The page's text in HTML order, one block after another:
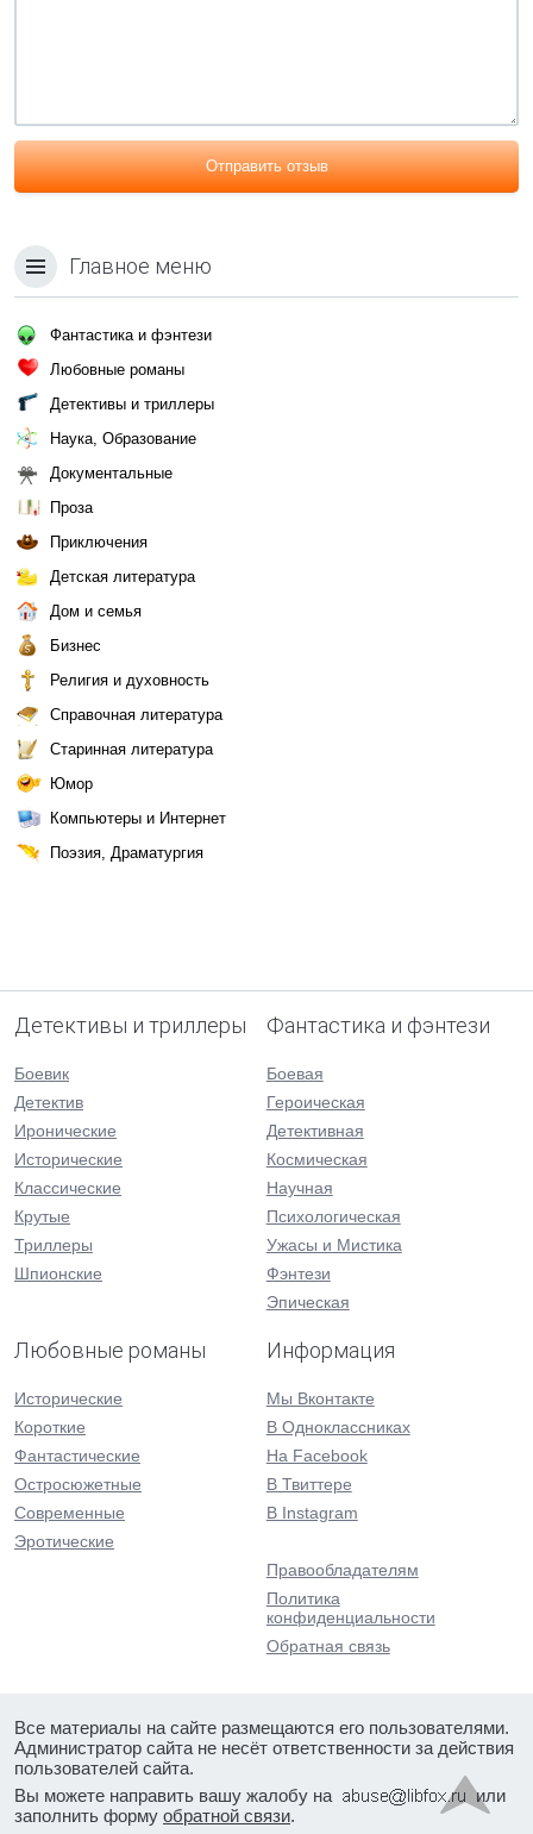
Отправить отзыв
Главное меню
Фантастика и фэнтези
Любовные романы
Детективы и триллеры
Наука, Образование
Документальные
Проза
Приключения
Детская литература
Дом и семья
Бизнес
Религия и духовность
Справочная литература
Старинная литература
Юмор
Компьютеры и Интернет
Поэзия, Драматургия
Детективы и триллеры
Боевик
Детектив
Иронические
Исторические
Классические
Крутые
Триллеры
Шпионские
Фантастика и фэнтези
Боевая
Героическая
Детективная
Космическая
Научная
Психологическая
Ужасы и Мистика
Фэнтези
Эпическая
Любовные романы
Исторические
Короткие
Фантастические
Остросюжетные
Современные
Эротические
Информация
Мы Вконтакте
В Одноклассниках
На Facebook
В Твиттере
В Instagram
Правообладателям
Политика
конфиденциальности
Обратная связь
Все материалы на сайте размещаются его пользователями.
Администратор сайта не несёт ответственности за действия
пользователей сайта.
Вы можете направить вашу жалобу на
или
заполнить форму обратной связи.